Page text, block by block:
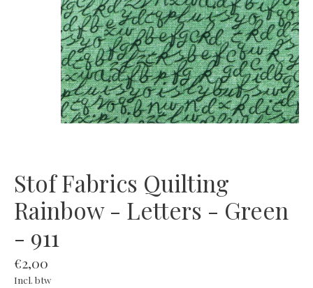
Stof Fabrics Quilting
Rainbow - Letters - Green
- 911
€2,00
Incl. btw